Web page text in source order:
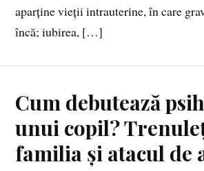
aparține vieții intrauterine, în care
încă; iubirea, […]
Cum debutează
unui copil?
familia și atacul de